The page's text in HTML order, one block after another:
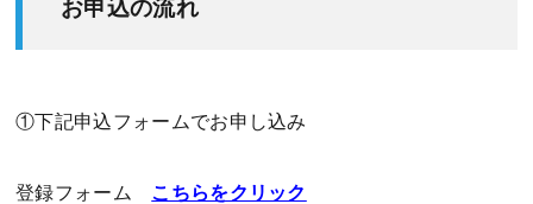
お申込の流れ
①下記申込フォームでお申し込み
登録フォーム こちらをクリック